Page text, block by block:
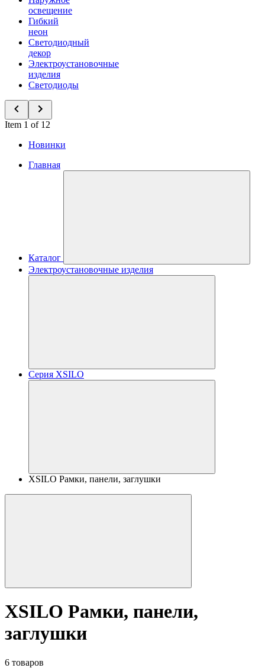
освещение
Гибкий
неон
Светодиодный
декор
Электроустановочные
изделия
Светодиоды
Item 1 of 12
Новинки
Главная
Каталог
Электроустановочные изделия
Серия XSILO
XSILO Рамки, панели, заглушки
XSILO Рамки, панели,
заглушки
6 товаров